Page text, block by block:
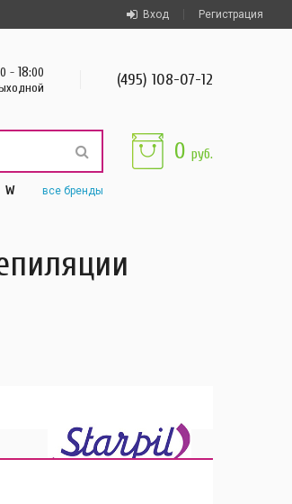
Вход Регистрация
- 18:00
(495) 108-07-12
W все бренды
0 руб.